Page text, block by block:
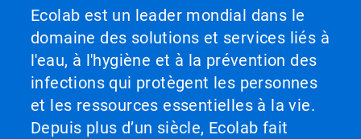
Ecolab est un leader mondial dans le
domaine des solutions et services liés à
l'eau, à l'hygiène et à la prévention des
infections qui protègent les personnes
et les ressources essentielles à la vie.
Depuis plus d’un siècle, Ecolab fait